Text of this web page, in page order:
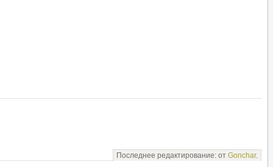
Последнее редактирование: от Gonchar.